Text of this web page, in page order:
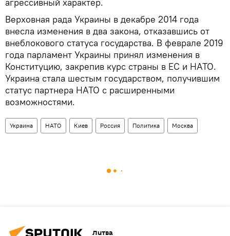
Верховная рада Украины в декабре 2014 года
внесла изменения в два закона, отказавшись от
внеблокового статуса государства. В феврале 2019
года парламент Украины принял изменения в
Конституцию, закрепив курс страны в ЕС и НАТО.
Украина стала шестым государством, получившим
статус партнера НАТО с расширенными
возможностями.
Украина НАТО Киев Россия Политика Москва
Литва